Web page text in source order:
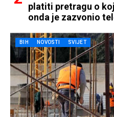
platiti pretragu o
onda je zazvonio
BIH NOVOSTI SVIJET